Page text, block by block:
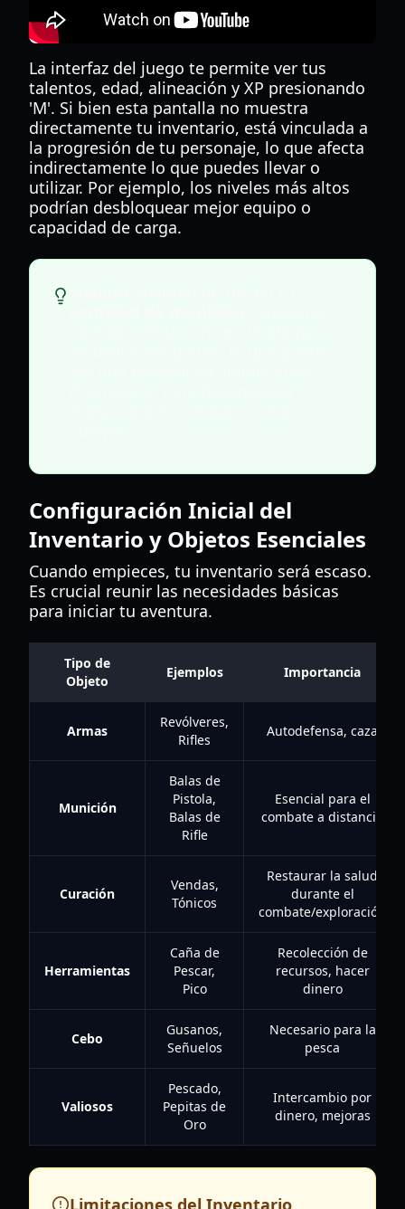
La interfaz del juego te permite ver tus
talentos, edad, alineación y XP presionando
'M'. Si bien esta pantalla no muestra
directamente tu inventario, está vinculada a
la progresión de tu personaje, lo que afecta
indirectamente lo que puedes llevar o
utilizar. Por ejemplo, los niveles más altos
podrían desbloquear mejor equipo o
capacidad de carga.
Configuración Inicial del
Inventario y Objetos Esenciales
Cuando empieces, tu inventario será escaso.
Es crucial reunir las necesidades básicas
para iniciar tu aventura.
Tipo de
Objeto
Ejemplos Importancia
Armas
Revólveres,
Rifles
Autodefensa, caza
Munición
Balas de
Pistola,
Balas de
Rifle
Esencial para el
combate a distancia
Curación
Vendas,
Tónicos
Restaurar la salud
durante el
combate/exploración
Herramientas
Caña de
Pescar,
Pico
Recolección de
recursos, hacer
dinero
Cebo
Gusanos,
Señuelos
Necesario para la
pesca
Valiosos
Pescado,
Pepitas de
Oro
Intercambio por
dinero, mejoras
Limitaciones del Inventario